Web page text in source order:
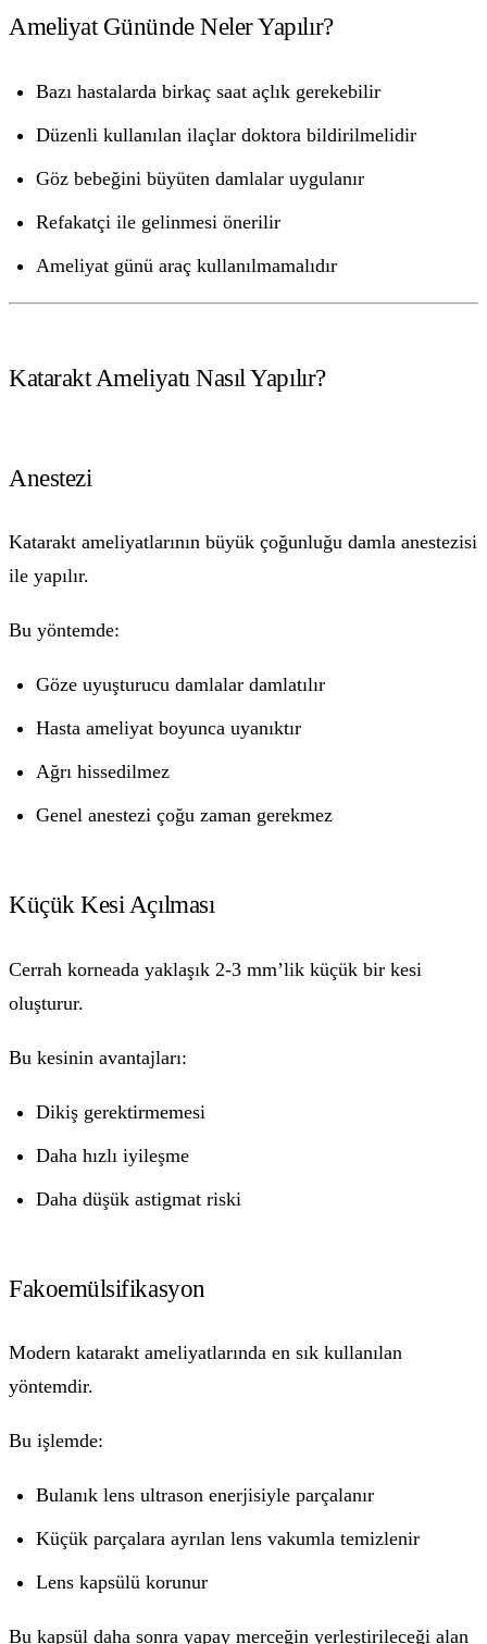
Ameliyat Gününde Neler Yapılır?
Bazı hastalarda birkaç saat açlık gerekebilir
Düzenli kullanılan ilaçlar doktora bildirilmelidir
Göz bebeğini büyüten damlalar uygulanır
Refakatçi ile gelinmesi önerilir
Ameliyat günü araç kullanılmamalıdır
Katarakt Ameliyatı Nasıl Yapılır?
Anestezi
Katarakt ameliyatlarının büyük çoğunluğu damla anestezisi
ile yapılır.
Bu yöntemde:
Göze uyuşturucu damlalar damlatılır
Hasta ameliyat boyunca uyanıktır
Ağrı hissedilmez
Genel anestezi çoğu zaman gerekmez
Küçük Kesi Açılması
Cerrah korneada yaklaşık 2-3 mm’lik küçük bir kesi
oluşturur.
Bu kesinin avantajları:
Dikiş gerektirmemesi
Daha hızlı iyileşme
Daha düşük astigmat riski
Fakoemülsifikasyon
Modern katarakt ameliyatlarında en sık kullanılan
yöntemdir.
Bu işlemde:
Bulanık lens ultrason enerjisiyle parçalanır
Küçük parçalara ayrılan lens vakumla temizlenir
Lens kapsülü korunur
Bu kapsül daha sonra yapay merceğin yerleştirileceği alan